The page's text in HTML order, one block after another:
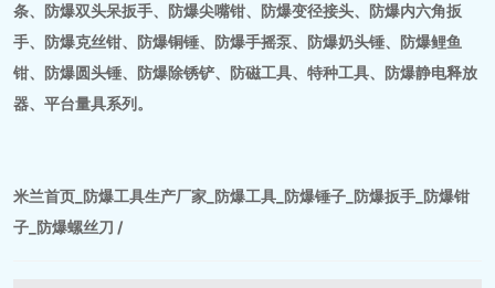
条、防爆双头呆扳手、防爆尖嘴钳、防爆变径接头、防爆内六角扳
手、防爆克丝钳、防爆铜锤、防爆手摇泵、防爆奶头锤、防爆鲤鱼
钳、防爆圆头锤、防爆除锈铲、防磁工具、特种工具、防爆静电释放
器、平台量具系列。
米兰首页_防爆工具生产厂家_防爆工具_防爆锤子_防爆扳手_防爆钳
子_防爆螺丝刀 /